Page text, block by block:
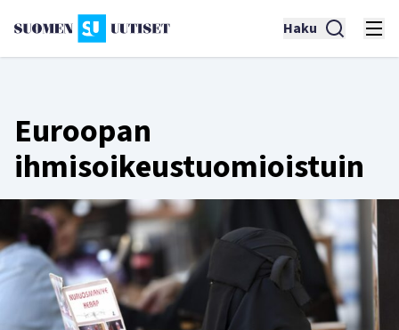
Haku
Euroopan
ihmisoikeustuomioistuin